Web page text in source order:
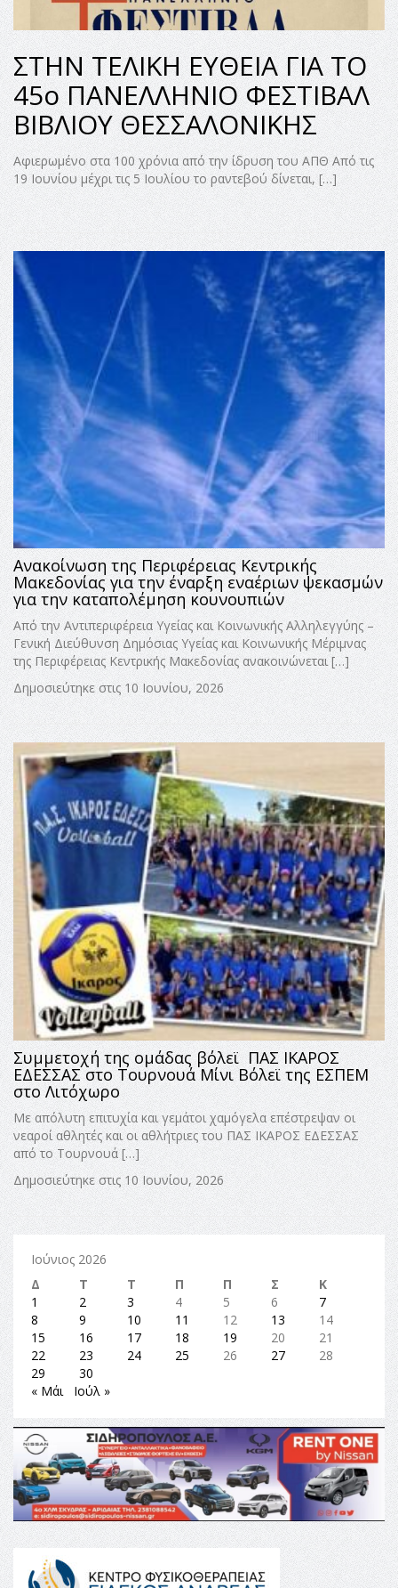
ΣΤΗΝ ΤΕΛΙΚΗ ΕΥΘΕΙΑ ΓΙΑ ΤΟ
45ο ΠΑΝΕΛΛΗΝΙΟ ΦΕΣΤΙΒΑΛ
ΒΙΒΛΙΟΥ ΘΕΣΣΑΛΟΝΙΚΗΣ
Αφιερωμένο στα 100 χρόνια από την ίδρυση του ΑΠΘ Από τις
19 Ιουνίου μέχρι τις 5 Ιουλίου το ραντεβού δίνεται, […]
Ανακοίνωση της Περιφέρειας Κεντρικής
Μακεδονίας για την έναρξη εναέριων ψεκασμών
για την καταπολέμηση κουνουπιών
Από την Αντιπεριφέρεια Υγείας και Κοινωνικής Αλληλεγγύης –
Γενική Διεύθυνση Δημόσιας Υγείας και Κοινωνικής Μέριμνας
της Περιφέρειας Κεντρικής Μακεδονίας ανακοινώνεται […]
Δημοσιεύτηκε στις 10 Ιουνίου, 2026
Συμμετοχή της ομάδας βόλεϊ ΠΑΣ ΙΚΑΡΟΣ
ΕΔΕΣΣΑΣ στο Τουρνουά Μίνι Βόλεϊ της ΕΣΠΕΜ
στο Λιτόχωρο
Με απόλυτη επιτυχία και γεμάτοι χαμόγελα επέστρεψαν οι
νεαροί αθλητές και οι αθλήτριες του ΠΑΣ ΙΚΑΡΟΣ ΕΔΕΣΣΑΣ
από το Τουρνουά […]
Δημοσιεύτηκε στις 10 Ιουνίου, 2026
Ιούνιος 2026
Δ
Τ Τ Π Π Σ
Κ
1
2 3 4 5 6
7
8
9 10 11 12 13
14
15
16 17 18 19 20
21
22
23 24 25 26 27
28
29
30
« Μάι
Ιούλ »